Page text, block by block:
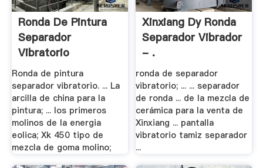
Ronda De Pintura
Separador
Vibratorio
Ronda de pintura
separador vibratorio. ... La
arcilla de china para la
pintura; ... los primeros
molinos de la energia
eolica; Xk 450 tipo de
mezcla de goma molino;
Xinxiang Dy Ronda
Separador Vibrador
- .
ronda de separador
vibratorio; ... ... separador
de ronda ... de la mezcla de
cerámica para la venta de
Xinxiang ... pantalla
vibratorio tamiz separador
...